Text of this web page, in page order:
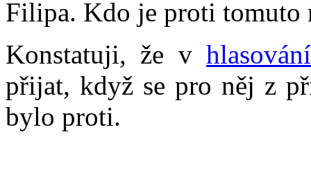
Filipa. Kdo je proti tomuto
Konstatuji, že v
přijat, když se pro něj z
bylo proti.